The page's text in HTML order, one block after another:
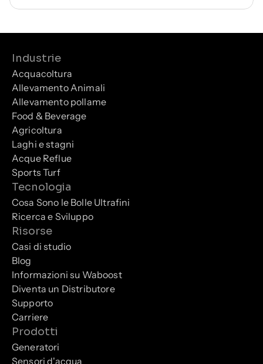
Industrie
Acquacoltura
Allevamento Animali
Allevamento pollame
Food & Beverage
Agricoltura
Laghi e stagni
Acque Reflue
Sports Turf
Tecnologia
Cosa Sono le Bolle Ultrafini
Ricerca e Sviluppo
Risorse
Casi di studio
Blog
Informazioni su Waboost
Diventa un Distributore
Supporto
Carriere
Prodotti
Generatori
Sensori d'acqua